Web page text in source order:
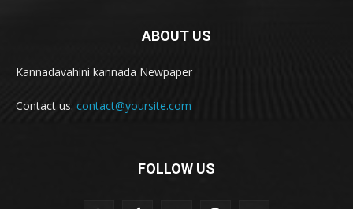
ABOUT US
Kannadavahini kannada Newpaper
Contact us: contact@yoursite.com
FOLLOW US